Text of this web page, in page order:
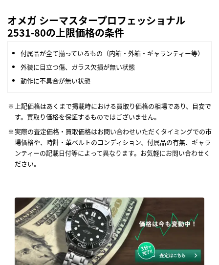
オメガ シーマスタープロフェッショナル
2531-80の上限価格の条件
付属品が全て揃っているもの（内箱・外箱・ギャランティー等）
外装に目立つ傷、ガラス欠損が無い状態
動作に不具合が無い状態
上記価格はあくまで掲載時における買取り価格の相場であり、目安で
す。買取り価格を保証するものではございません。
実際の査定価格・買取価格はお問い合わせいただくタイミングでの市
場価格や、時計・革ベルトのコンディション、付属品の有無、ギャラ
ンティーの記載日付等によって異なります。お気軽にお問い合わせく
ださい。